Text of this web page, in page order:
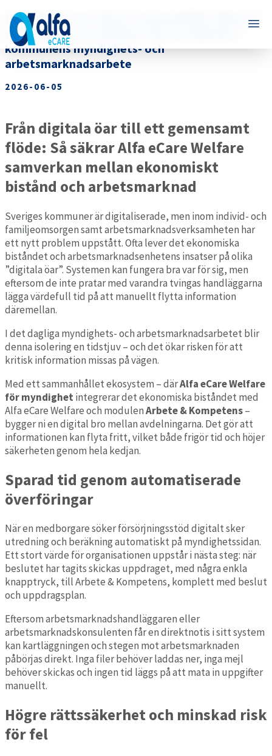
Från digitala öar till ett sammanhållet flöde: Så
skapar Alfa eCare Welfare tid och säkerhet i
kommunens myndighets- och
arbetsmarknadsarbete
2026-06-05
Från digitala öar till ett gemensamt
flöde: Så säkrar Alfa eCare Welfare
samverkan mellan ekonomiskt
bistånd och arbetsmarknad
Sveriges kommuner är digitaliserade, men inom individ- och
familjeomsorgen samt arbetsmarknadsverksamheten har
ett nytt problem uppstått. Ofta lever det ekonomiska
biståndet och arbetsmarknadsenhetens insatser på olika
”digitala öar”. Systemen kan fungera bra var för sig, men
eftersom de inte pratar med varandra tvingas handläggarna
lägga värdefull tid på att manuellt flytta information
däremellan.
I det dagliga myndighets- och arbetsmarknadsarbetet blir
denna isolering en tidstjuv – och det ökar risken för att
kritisk information missas på vägen.
Med ett sammanhållet ekosystem – därAlfa eCare Welfare
för myndighet integrerar det ekonomiska biståndet med
Alfa eCare Welfare och modulenArbete & Kompetens–
bygger ni en digital bro mellan avdelningarna. Det gör att
informationen kan flyta fritt, vilket både frigör tid och höjer
säkerheten genom hela kedjan.
Sparad tid genom automatiserade
överföringar
När en medborgare söker försörjningsstöd digitalt sker
utredning och beräkning automatiskt på myndighetssidan.
Ett stort värde för organisationen uppstår i nästa steg: när
beslutet har tagits skickas uppdraget, med några enkla
knapptryck, till Arbete & Kompetens, komplett med beslut
och uppdragsplan.
Eftersom arbetsmarknadshandläggaren eller
arbetsmarknadskonsulenten får en direktnotis i sitt system
kan kartläggningen och stegen mot arbetsmarknaden
påbörjas direkt. Inga filer behöver laddas ner, inga mejl
behöver skickas och ingen tid läggs på att mata in uppgifter
manuellt.
Högre rättssäkerhet och minskad risk
för fel